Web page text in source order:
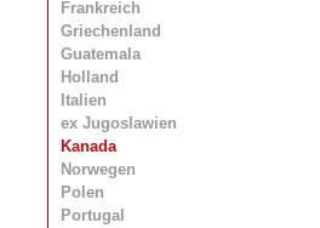
Frankreich
Griechenland
Guatemala
Holland
Italien
ex Jugoslawien
Kanada
Norwegen
Polen
Portugal